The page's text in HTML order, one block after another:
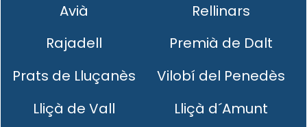
Avià
Rellinars
Rajadell
Premià de Dalt
Prats de Lluçanès
Vilobí del Penedès
Lliçà de Vall
Lliçà d´Amunt